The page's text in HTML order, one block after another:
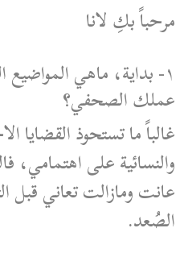
مرحباً بكِ لانا
١- بداية، ماهي المواضيع
عملك الصحفي؟
غالباً ما تستحوذ القضايا
والنسائية على اهتمامي،
عانت ومازالت تعاني قبل
الصُعد.